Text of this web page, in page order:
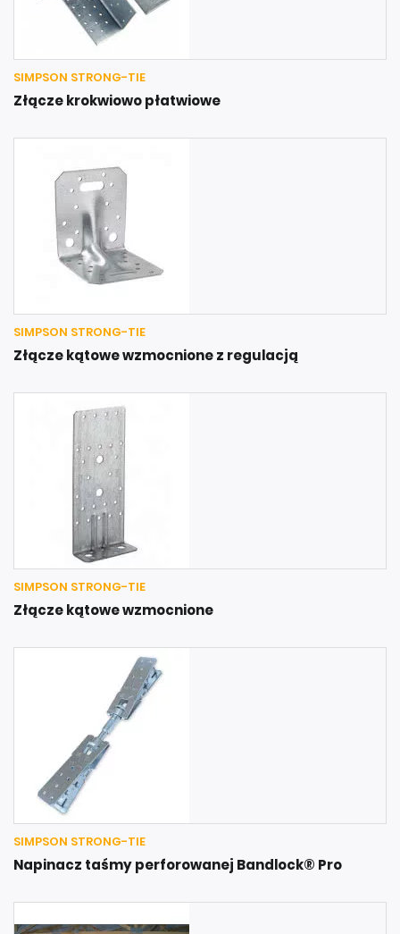
SIMPSON STRONG-TIE
Złącze krokwiowo płatwiowe
SIMPSON STRONG-TIE
Złącze kątowe wzmocnione z regulacją
SIMPSON STRONG-TIE
Złącze kątowe wzmocnione
SIMPSON STRONG-TIE
Napinacz taśmy perforowanej Bandlock® Pro